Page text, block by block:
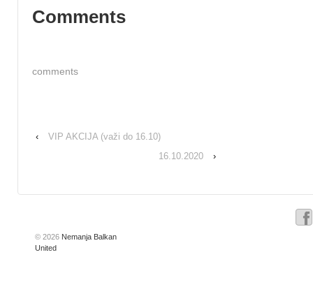
Comments
comments
‹
VIP AKCIJA (važi do 16.10)
16.10.2020
›
© 2026 Nemanja Balkan
United